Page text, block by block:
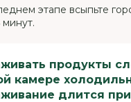
этапе всыпьте
продукты
камере
длится